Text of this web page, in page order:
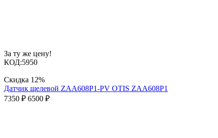
За ту же цену!
КОД:5950
Скидка 12%
Датчик щелевой ZAA608P1-PV OTIS ZAA608P1
7350 ₽ 6500 ₽